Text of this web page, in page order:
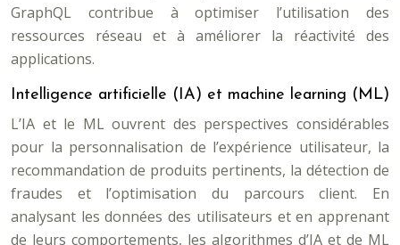
GraphQL contribue à optimiser l’utilisation des
ressources réseau et à améliorer la réactivité des
applications.
Intelligence artificielle (IA) et machine learning (ML)
L’IA et le ML ouvrent des perspectives considérables
pour la personnalisation de l’expérience utilisateur, la
recommandation de produits pertinents, la détection de
fraudes et l’optimisation du parcours client. En
analysant les données des utilisateurs et en apprenant
de leurs comportements, les algorithmes d’IA et de ML